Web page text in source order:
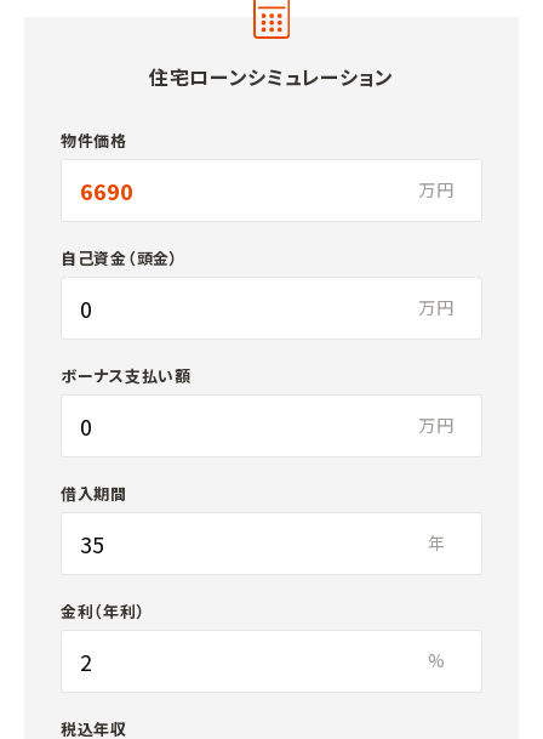
住宅ローンシミュレーション
物件価格
万円
自己資金（頭金）
万円
ボーナス支払い額
万円
借入期間
年
金利（年利）
%
税込年収